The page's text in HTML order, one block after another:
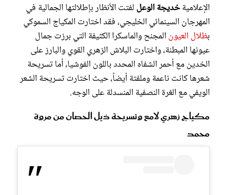
الإعلاميةخديجة الوعل لفتت الأنظار بإطلالتها الجمالية في
المهرجان السينمائي الخليجي، فقد اختارت المكياج السموكي
بظلال العيون المجنح والماسكرا الكثيفة التي برزت جمال
عيونها المبطنة، واختارت البلاش الزهري القوي والبارز على
الخدين مع أحمر الشفاه المحدد باللون الفوشيا، أما تسريحة
شعرها كانت ناعمة وملفتة أيضاً، حيث اختارت تسريحة الشعر
الويفي مع الغرة النصفية المنسدلة على الوجه.
مكياج زهري لامع وتسريحة ذيل الحصان من مروة
محمد